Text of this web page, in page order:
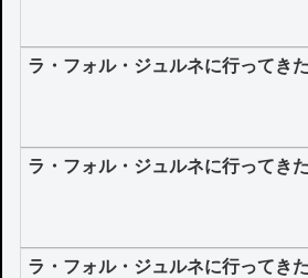
ラ・フォル・ジュルネに行ってき
ラ・フォル・ジュルネに行ってき
ラ・フォル・ジュルネに行ってき